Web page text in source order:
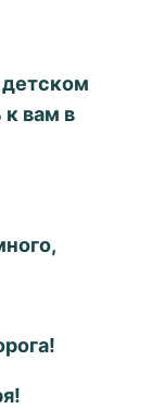
вам в